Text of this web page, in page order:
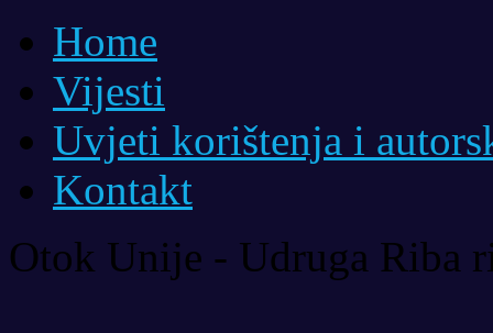
Home
Vijesti
Uvjeti korištenja i
Kontakt
Otok Unije - Udruga Riba